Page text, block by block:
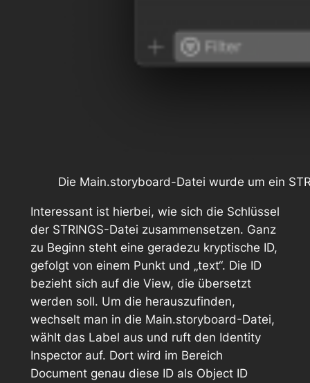
Die Main.storyboard-Datei wurde um ein
Interessant ist hierbei, wie sich die Schlüssel
der STRINGS-Datei zusammensetzen. Ganz
zu Beginn steht eine geradezu kryptische ID,
gefolgt von einem Punkt und „text“. Die ID
bezieht sich auf die View, die übersetzt
werden soll. Um die herauszufinden,
wechselt man in die Main.storyboard-Datei,
wählt das Label aus und ruft den Identity
Inspector auf. Dort wird im Bereich
Documentgenau diese ID als Object ID